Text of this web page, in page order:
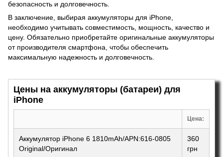
безопасность и долговечность.
В заключение, выбирая аккумуляторы для iPhone,
необходимо учитывать совместимость, мощность, качество и
цену. Обязательно приобретайте оригинальные аккумуляторы
от производителя смартфона, чтобы обеспечить
максимальную надежность и долговечность.
Цены на аккумуляторы (батареи) для
iPhone
Цена:
Аккумулятор iPhone 6 1810mAh/APN:616-0805
Original/Оригинал
360
грн